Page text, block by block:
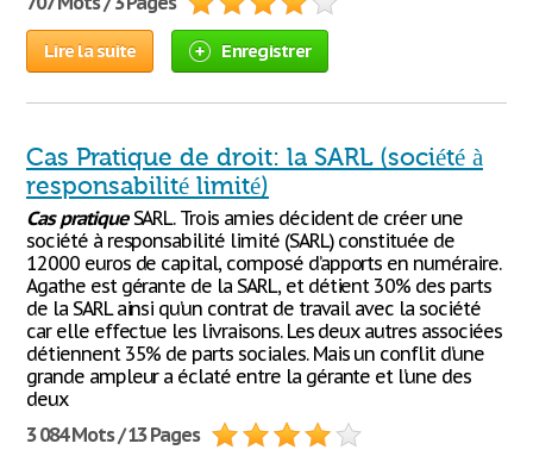
Lire la suite Enregistrer
Cas Pratique de droit: la SARL (société à
responsabilité limité)
Cas pratiqueSARL. Trois amies décident de créer une
société à responsabilité limité (SARL) constituée de
12000 euros de capital, composé d’apports en numéraire.
Agathe est gérante de la SARL, et détient 30% des parts
de la SARL ainsi qu’un contrat de travail avec la société
car elle effectue les livraisons. Les deux autres associées
détiennent 35% de parts sociales. Mais un conflit d’une
grande ampleur a éclaté entre la gérante et l’une des
deux
3 084 Mots / 13 Pages